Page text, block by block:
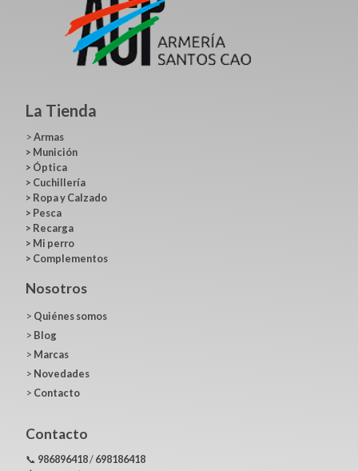
La Tienda
>Armas
> Munición
> Óptica
> Cuchillería
> Ropa y Calzado
> Pesca
> Recarga
> Mi perro
> Complementos
Nosotros
> Quiénes somos
> Blog
> Marcas
> Novedades
> Contacto
Contacto
📞 986896418/698186418